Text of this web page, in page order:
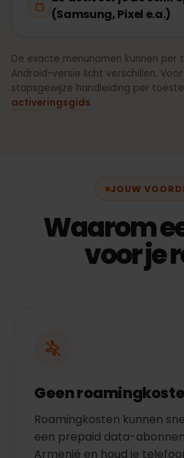
(Samsung, Pixel e.a.)
De exacte menunamen kunnen per
Android-versie licht verschillen.
stapsgewijze handleiding per
activeringsgids.
JOUW
Waarom
voor je
Geen
Roamingkosten kunnen
een prepaid data-
Armenië en houd je